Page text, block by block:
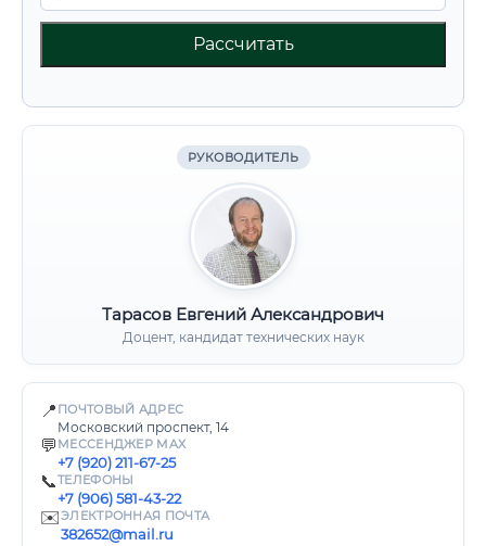
Рассчитать
РУКОВОДИТЕЛЬ
Тарасов Евгений Александрович
Доцент, кандидат технических наук
📍 ПОЧТОВЫЙ АДРЕС
Московский проспект, 14
💬 МЕССЕНДЖЕР MAX
+7 (920) 211-67-25
📞ТЕЛЕФОНЫ
+7 (906) 581-43-22
✉️ЭЛЕКТРОННАЯ ПОЧТА
382652@mail.ru